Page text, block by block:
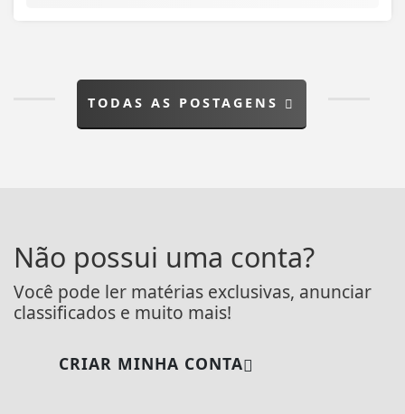
TODAS AS POSTAGENS
Não possui uma conta?
Você pode ler matérias exclusivas, anunciar
classificados e muito mais!
CRIAR MINHA CONTA